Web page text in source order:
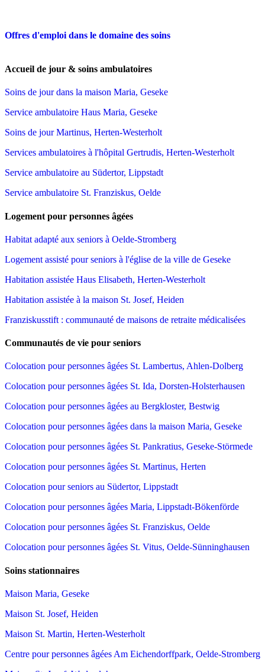
Offres d'emploi dans le domaine des soins
Accueil de jour & soins ambulatoires
Soins de jour dans la maison Maria, Geseke
Service ambulatoire Haus Maria, Geseke
Soins de jour Martinus, Herten-Westerholt
Services ambulatoires à l'hôpital Gertrudis, Herten-Westerholt
Service ambulatoire au Südertor, Lippstadt
Service ambulatoire St. Franziskus, Oelde
Logement pour personnes âgées
Habitat adapté aux seniors à Oelde-Stromberg
Logement assisté pour seniors à l'église de la ville de Geseke
Habitation assistée Haus Elisabeth, Herten-Westerholt
Habitation assistée à la maison St. Josef, Heiden
Franziskusstift : communauté de maisons de retraite médicalisées
Communautés de vie pour seniors
Colocation pour personnes âgées St. Lambertus, Ahlen-Dolberg
Colocation pour personnes âgées St. Ida, Dorsten-Holsterhausen
Colocation pour personnes âgées au Bergkloster, Bestwig
Colocation pour personnes âgées dans la maison Maria, Geseke
Colocation pour personnes âgées St. Pankratius, Geseke-Störmede
Colocation pour personnes âgées St. Martinus, Herten
Colocation pour seniors au Südertor, Lippstadt
Colocation pour personnes âgées Maria, Lippstadt-Bökenförde
Colocation pour personnes âgées St. Franziskus, Oelde
Colocation pour personnes âgées St. Vitus, Oelde-Sünninghausen
Soins stationnaires
Maison Maria, Geseke
Maison St. Josef, Heiden
Maison St. Martin, Herten-Westerholt
Centre pour personnes âgées Am Eichendorffpark, Oelde-Stromberg